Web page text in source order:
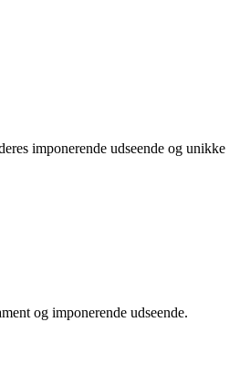
imponerende udseende og unikke
og imponerende udseende.